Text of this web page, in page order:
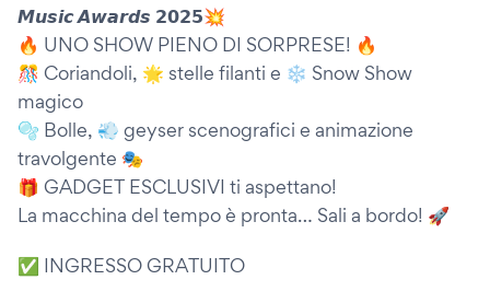
𝙈𝙪𝙨𝙞𝙘 𝘼𝙬𝙖𝙧𝙙𝙨 𝟮𝟬𝟮𝟱💥
🔥 UNO SHOW PIENO DI SORPRESE! 🔥
🎊 Coriandoli, 🌟 stelle filanti e ❄️ Snow Show
magico
🫧 Bolle, 💨 geyser scenografici e animazione
travolgente 🎭
🎁 GADGET ESCLUSIVI ti aspettano!
La macchina del tempo è pronta… Sali a bordo! 🚀
✅ INGRESSO GRATUITO